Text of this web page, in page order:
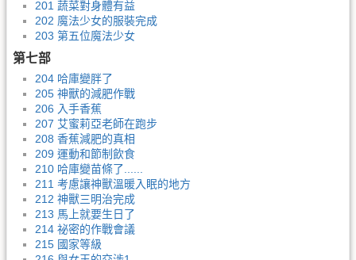
201 蔬菜對身體有益
202 魔法少女的服裝完成
203 第五位魔法少女
第七部
204 哈庫變胖了
205 神獸的減肥作戰
206 入手香蕉
207 艾蜜莉亞老師在跑步
208 香蕉減肥的真相
209 運動和節制飲食
210 哈庫變苗條了......
211 考慮讓神獸溫暖入眠的地方
212 神獸三明治完成
213 馬上就要生日了
214 祕密的作戰會議
215 國家等級